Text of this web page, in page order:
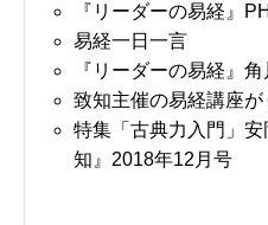
『リーダーの易経』
易経一日一言
『リーダーの易経』
致知主催の易経講座が
特集「古典力入門」
知』2018年12月号